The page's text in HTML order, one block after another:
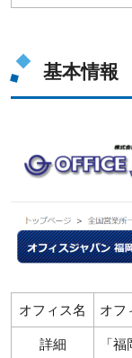
基本情報
オフィス名 オフ
詳細
「